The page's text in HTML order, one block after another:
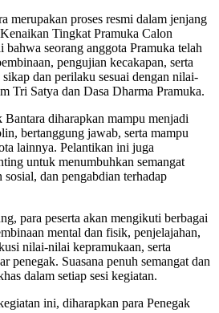
merupakan proses resmi dalam jenjang
Tingkat Pramuka Calon
bahwa seorang anggota Pramuka telah
pengujian kecakapan, serta
dan perilaku sesuai dengan nilai-
Tri Satya dan Dasa Dharma Pramuka.
Bantara diharapkan mampu menjadi
bertanggung jawab, serta mampu
lainnya. Pelantikan ini juga
untuk menumbuhkan semangat
dan pengabdian terhadap
para peserta akan mengikuti berbagai
mental dan fisik, penjelajahan,
nilai-nilai kepramukaan, serta
penegak. Suasana penuh semangat dan
dalam setiap sesi kegiatan.
ini, diharapkan para Penegak